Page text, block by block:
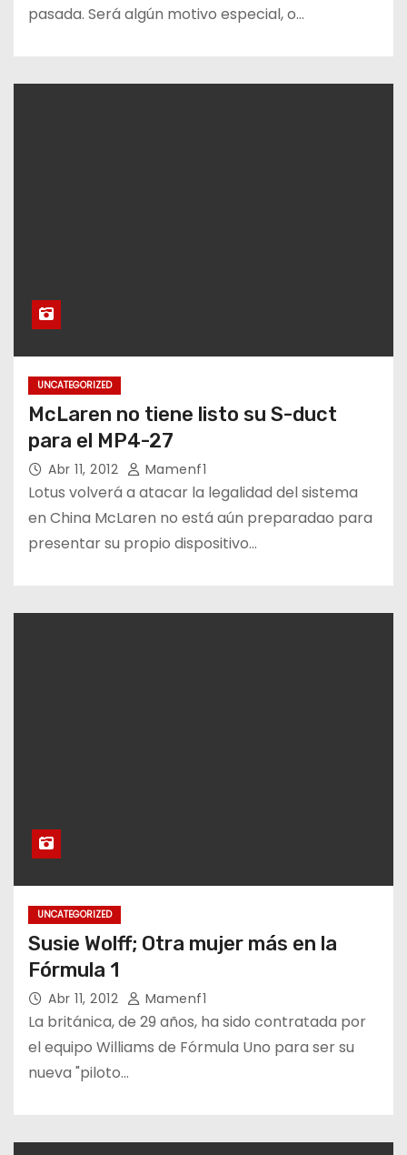
pasada. Será algún motivo especial, o…
UNCATEGORIZED
McLaren no tiene listo su S-duct
para el MP4-27
Abr 11, 2012 Mamenf1
Lotus volverá a atacar la legalidad del sistema
en China McLaren no está aún preparadao para
presentar su propio dispositivo…
UNCATEGORIZED
Susie Wolff; Otra mujer más en la
Fórmula 1
Abr 11, 2012 Mamenf1
La británica, de 29 años, ha sido contratada por
el equipo Williams de Fórmula Uno para ser su
nueva "piloto…